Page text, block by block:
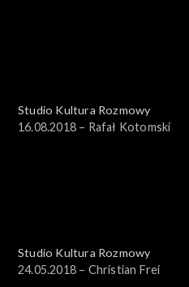
Studio Kultura Rozmowy
16.08.2018 – Rafał Kotomski
Studio Kultura Rozmowy
24.05.2018 – Christian Frei